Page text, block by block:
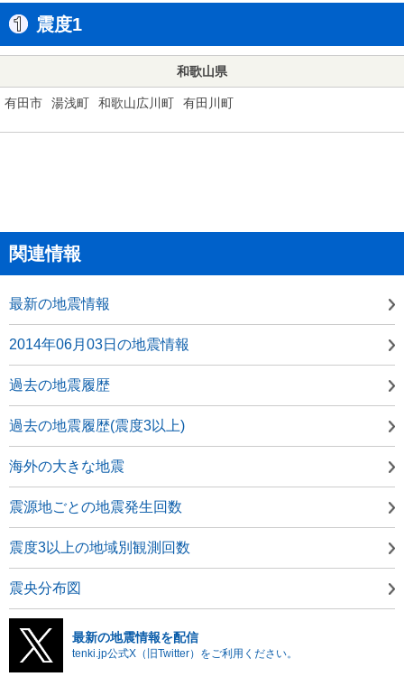
震度1
和歌山県
有田市 湯浅町 和歌山広川町 有田川町
関連情報
最新の地震情報
2014年06月03日の地震情報
過去の地震履歴
過去の地震履歴(震度3以上)
海外の大きな地震
震源地ごとの地震発生回数
震度3以上の地域別観測回数
震央分布図
最新の地震情報を配信
tenki.jp公式X（旧Twitter）をご利用ください。